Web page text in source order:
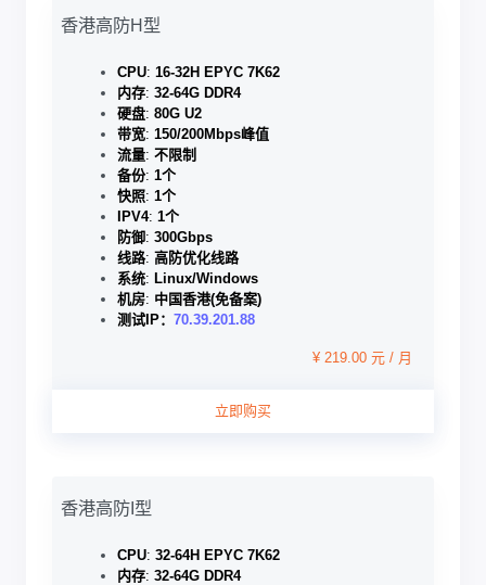
香港高防H型
CPU: 16-32H EPYC 7K62
内存: 32-64G DDR4
硬盘: 80G U2
带宽: 150/200Mbps峰值
流量: 不限制
备份: 1个
快照: 1个
IPV4: 1个
防御: 300Gbps
线路: 高防优化线路
系统: Linux/Windows
机房: 中国香港(免备案)
测试IP： 70.39.201.88
¥ 219.00 元 / 月
立即购买
香港高防I型
CPU: 32-64H EPYC 7K62
内存: 32-64G DDR4